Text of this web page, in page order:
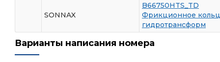
SONNAX
B66750HTS_TD
Фрикционное
гидротрансформ
Варианты написания номера